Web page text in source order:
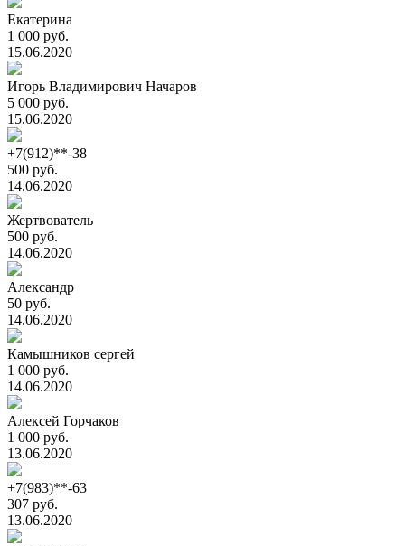
Екатерина
1 000 руб.
15.06.2020
Игорь Владимирович Начаров
5 000 руб.
15.06.2020
+7(912)**-38
500 руб.
14.06.2020
Жертвователь
500 руб.
14.06.2020
Александр
50 руб.
14.06.2020
Камышников сергей
1 000 руб.
14.06.2020
Алексей Горчаков
1 000 руб.
13.06.2020
+7(983)**-63
307 руб.
13.06.2020